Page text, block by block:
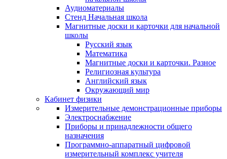
Аудиоматериалы
Стенд Начальная школа
Магнитные доски и карточки для начальной
школы
Русский язык
Математика
Магнитные доски и карточки. Разное
Религиозная культура
Английский язык
Окружающий мир
Кабинет физики
Измерительные демонстрационные приборы
Электроснабжение
Приборы и принадлежности общего
назначения
Программно-аппаратный цифровой
измерительный комплекс учителя